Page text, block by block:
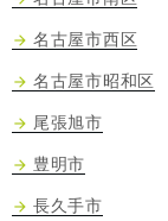
名古屋市西区
名古屋市昭和区
尾張旭市
豊明市
長久手市